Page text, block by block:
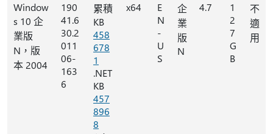
Window
s 10 企
業版
N，版
本 2004
190
41.6
30.2
011
06-
163
6
累積
KB
458
678
1
.NET
KB
457
896
8
x64
E
N
-
U
S
企
業
版
N
4.7
1
2
7
G
B
不
適
用